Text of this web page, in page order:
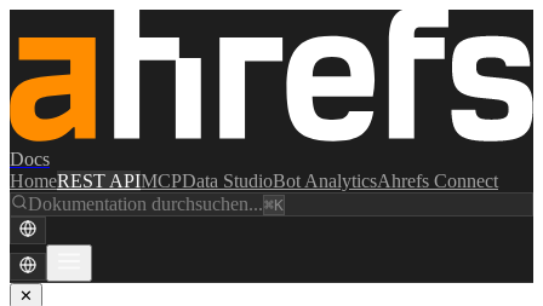
Docs
HomeREST APIMCPData StudioBot AnalyticsAhrefs Connect
Dokumentation durchsuchen...⌘K
✕